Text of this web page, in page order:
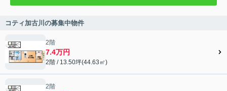
コティ加古川の募集中物件
2階
7.4万円
2階 / 13.50坪(44.63㎡)
2階